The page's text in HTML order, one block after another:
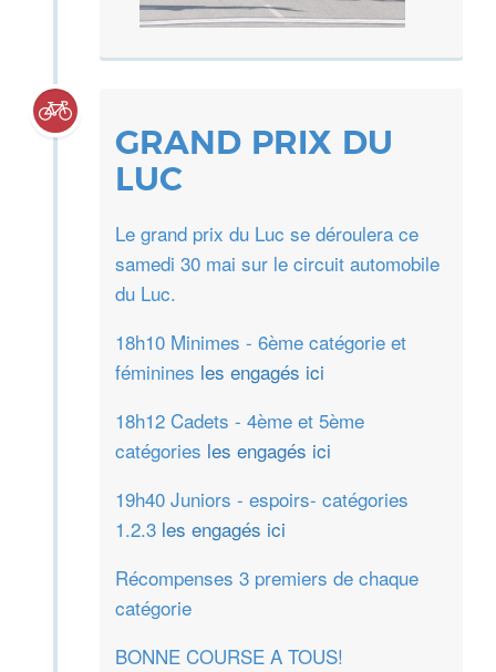
GRAND PRIX DU
LUC
Le grand prix du Luc se déroulera ce
samedi 30 mai sur le circuit automobile
du Luc.
18h10 Minimes - 6ème catégorie et
féminines les engagés ici
18h12 Cadets - 4ème et 5ème
catégories les engagés ici
19h40 Juniors - espoirs- catégories
1.2.3 les engagés ici
Récompenses 3 premiers de chaque
catégorie
BONNE COURSE A TOUS!